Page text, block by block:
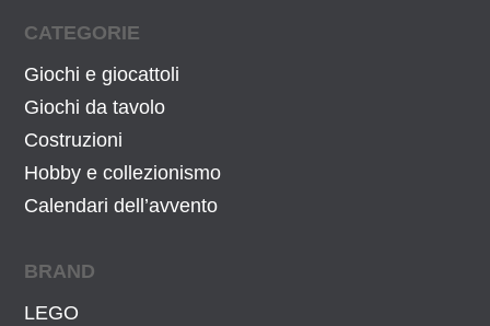
CATEGORIE
Giochi e giocattoli
Giochi da tavolo
Costruzioni
Hobby e collezionismo
Calendari dell’avvento
BRAND
LEGO